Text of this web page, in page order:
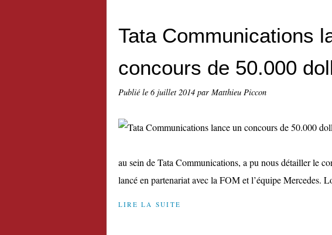
Tata Communications
concours de 50.000
Publié le 6 juillet 2014 par Matthieu Piccon
au sein de Tata Communications, a pu nous détailler le
lancé en partenariat avec la FOM et l’équipe Mercedes.
LIRE LA SUITE